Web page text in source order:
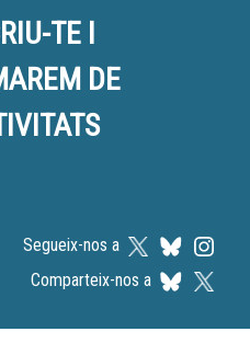
TE I
DE
Segueix-nos a
Comparteix-nos a